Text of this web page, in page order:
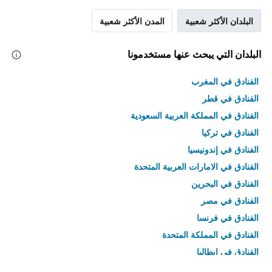
البلدان الأكثر شعبية المدن الأكثر شعبية
البلدان التي يبحث عنها مستخدمونا
الفنادق في المغرب
الفنادق في قطر
الفنادق في المملكة العربية السعودية
الفنادق في تركيا
الفنادق في إندونيسيا
الفنادق في الامارات العربية المتحدة
الفنادق في البحرين
الفنادق في مصر
الفنادق في فرنسا
الفنادق في المملكة المتحدة
الفنادق في إيطاليا